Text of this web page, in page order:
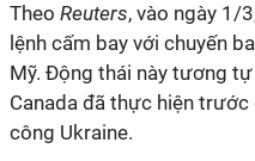
Theo Reuters, vào ngày 1/
lệnh cấm bay với chuyến
Mỹ. Động thái này tương
Canada đã thực hiện
công Ukraine.